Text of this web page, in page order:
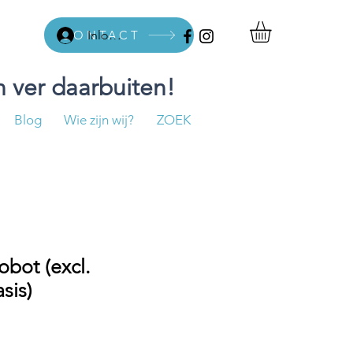
Inloggen
CONTACT
ver daarbuiten!
Blog Wie zijn wij? ZOEK
(excl.